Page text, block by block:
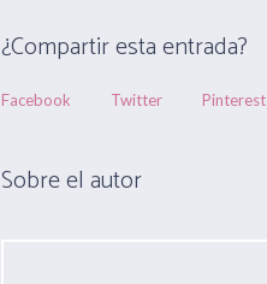
¿Compartir esta entrada?
Facebook Twitter Pinterest
Sobre el autor